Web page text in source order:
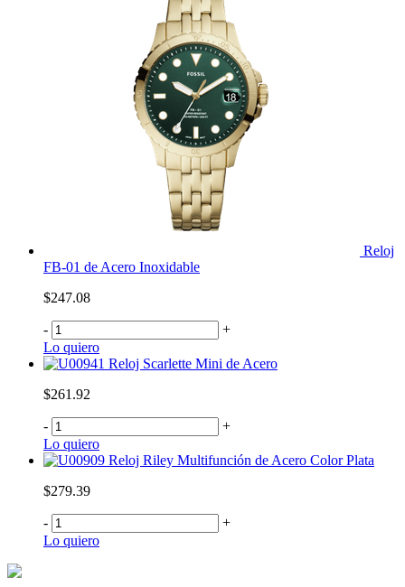
Reloj
FB-01 de Acero Inoxidable
$247.08
-
+
Lo quiero
Reloj Scarlette Mini de Acero
$261.92
-
+
Lo quiero
Reloj Riley Multifunción de Acero Color Plata
$279.39
-
+
Lo quiero